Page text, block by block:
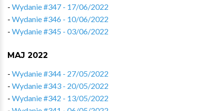
- Wydanie #347 - 17/06/2022
- Wydanie #346 - 10/06/2022
- Wydanie #345 - 03/06/2022
MAJ 2022
- Wydanie #344 - 27/05/2022
- Wydanie #343 - 20/05/2022
- Wydanie #342 - 13/05/2022